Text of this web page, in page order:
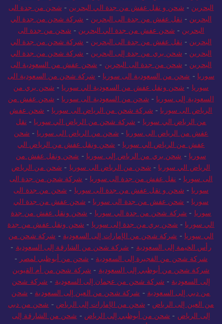
البحرين -نقل عفش من جدة الى البحرين -شركة شحن من جدة إلى
البحرين- شحن و نقل عفش من جدة الي البحرين-شحن من جدة الى
البحرين - نقل عفش من جدة الى البحرين -شركة شحن من جدة الي
البحرين -شحن عفش من جدة الي البحرين-شحن من جدة الى
البحرين - نقل عفش من جدة الى البحرين - شركة شحن من جدة الي
البحرين - شحن بري من جدة إلى البحرين-شركة شحن من جدة الي
البحرين -شحن من جدة الى البحرين- شحن عفش من السعودية الى
سوريا - شحن من السعودية الى سوريا-شركة شحن من السعودية الى
سوريا-شحن ونقل عفش من السعودية الي سوريا - شحن بري من
السعودية إلى سوريا-شحن من السعودية الى سوريا -شحن عفش من
الرياض الى سوريا
- شركة شحن من الرياض الى سوريا - شحن عفش
من الرياض الي سوريا-شركة شحن من الرياض الي سوريا-نقل
عفش من الرياض الى سوريا -شحن من الرياض الى سوريا-
شحن
عفش من الرياض الي سوريا- شحن ونقل عفش من الرياض الي
سوريا
-شحن بري من الرياض إلى سوريا -شحن ونقل عفش من
الرياض الي سوريا-شحن من الرياض الى سوريا-شحن من الرياض
الى سوريا-نقل عفش من جدة الى سوريا-شركة شحن من جدة الى
سوريا - شحن و نقل عفش من جدة الى سوريا- شحن من جدة الى
سوريا -شحن عفش من جدة الى سوريا -شحن عفش من جدة الي
سوريا-شركة شحن من جدة الي سوريا-شحن ونقل عفش من جدة
الي سوريا- شحن بري من جدة إلى سوريا -شحن ونقل عفش من جدة
الي سوريا -شركة شحن من الإمارات إلى السعودية- شركة شحن من
رأس الخيمة إلى السعودية -شركة شحن من الشارقة إلى السعودية-
شركة شحن من الفجيرة إلى السعودية -شحن من أبوظبي لمصر-
شركة شحن من أبوظبي إلى السعودية-شركة شحن من أم القيوين
إلى السعودية- شركة شحن من عجمان إلى السعودية-شركة شحن
من دبي إلى السعودية - شركة شحن من العين إلى السعودية- شحن
من العين إلى الرياض -شحن من الإمارات إلى الرياض- شحن من دبي